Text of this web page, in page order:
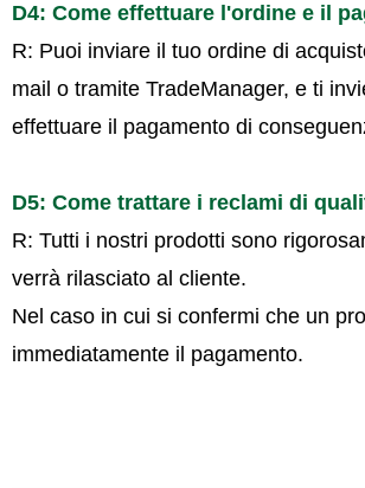
D4: Come effettuare l'ordine e il
R: Puoi inviare il tuo ordine di
mail o tramite TradeManager, e ti
effettuare il pagamento di
D5: Come trattare i reclami di
R: Tutti i nostri prodotti sono
verrà rilasciato al cliente.
Nel caso in cui si confermi che un
immediatamente il pagamento.